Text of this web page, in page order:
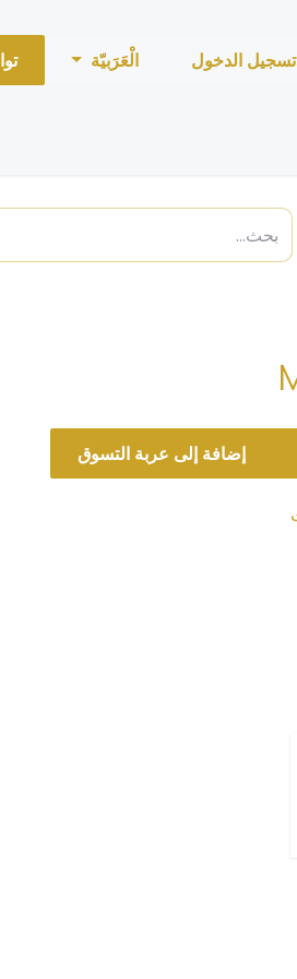
تسجيل الدخول الْعَرَبيّة
إضافة إلى عربة التسوق